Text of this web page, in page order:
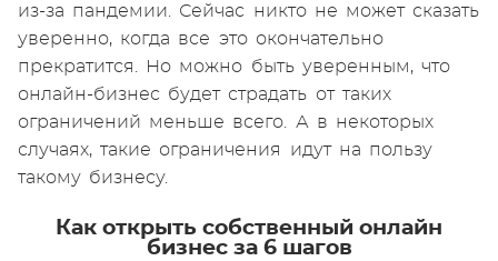
из-за пандемии. Сейчас никто не может сказать
уверенно, когда все это окончательно
прекратится. Но можно быть уверенным, что
онлайн-бизнес будет страдать от таких
ограничений меньше всего. А в некоторых
случаях, такие ограничения идут на пользу
такому бизнесу.
Как открыть собственный онлайн
бизнес за 6 шагов